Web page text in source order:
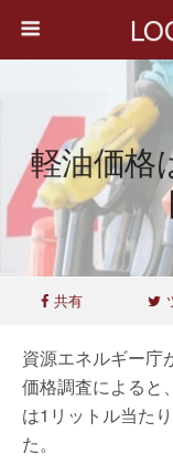
軽油価格
共有
資源エネルギー庁
価格調査によると
は1リットル当た
た。